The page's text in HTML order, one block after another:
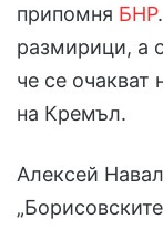
припомня БНР
размирици, а
че се очакват
на Кремъл.
Алексей